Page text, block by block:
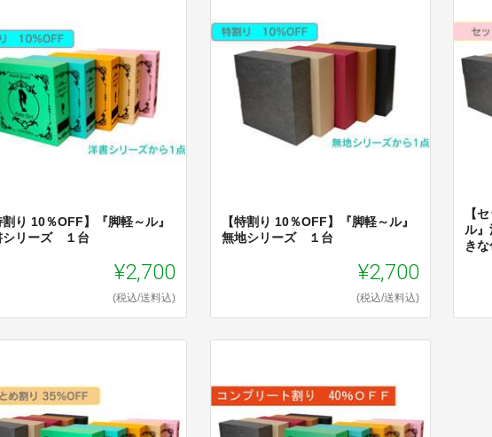
り 10％OFF】『脚軽～ル』
シリーズ １台
¥2,700
(税込/送料込)
【特割り 10％OFF】『脚軽～ル』
無地シリーズ １台
¥2,700
(税込/送料込)
【
ル
き